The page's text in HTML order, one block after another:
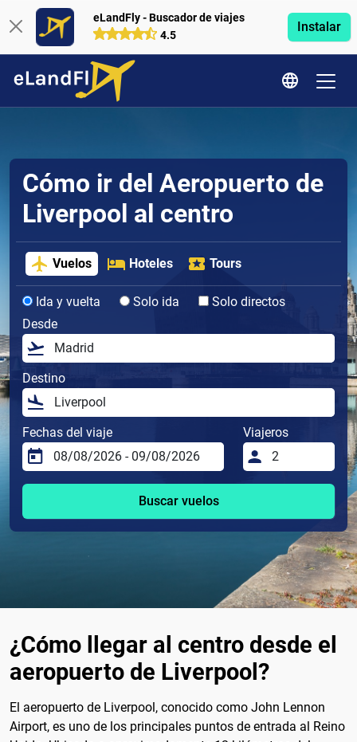
eLandFly - Buscador de viajes
4.5
Instalar
Cómo ir del Aeropuerto de
Liverpool al centro
Vuelos Hoteles Tours
Ida y vuelta Solo ida
Solo directos
Desde
Destino
Fechas del viaje Viajeros
Buscar vuelos
¿Cómo llegar al centro desde el
aeropuerto de Liverpool?
El aeropuerto de Liverpool, conocido como John Lennon
Airport, es uno de los principales puntos de entrada al Reino